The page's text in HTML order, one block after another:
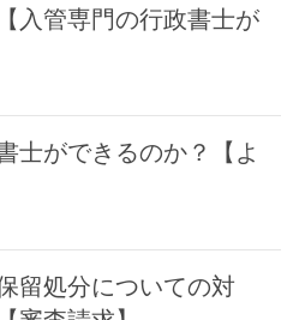
入管専門の行政書士が
士ができるのか？【よ
留処分についての対